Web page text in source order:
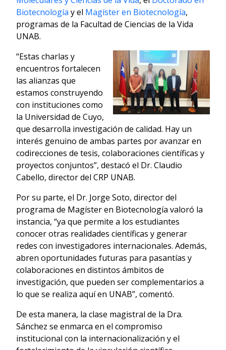
Biotecnología y el Magíster en Biotecnología,
programas de la Facultad de Ciencias de la Vida
UNAB.
“Estas charlas y
encuentros fortalecen
las alianzas que
estamos construyendo
con instituciones como
la Universidad de Cuyo,
que desarrolla investigación de calidad. Hay un
interés genuino de ambas partes por avanzar en
codirecciones de tesis, colaboraciones científicas y
proyectos conjuntos”, destacó el Dr. Claudio
Cabello, director del CRP UNAB.
Por su parte, el Dr. Jorge Soto, director del
programa de Magíster en Biotecnología valoró la
instancia, “ya que permite a los estudiantes
conocer otras realidades científicas y generar
redes con investigadores internacionales. Además,
abren oportunidades futuras para pasantías y
colaboraciones en distintos ámbitos de
investigación, que pueden ser complementarios a
lo que se realiza aquí en UNAB”, comentó.
De esta manera, la clase magistral de la Dra.
Sánchez se enmarca en el compromiso
institucional con la internacionalización y el